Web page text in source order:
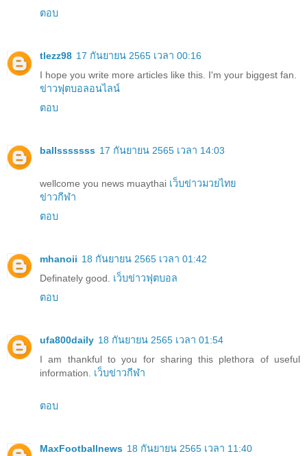
ตอบ
tlezz98 17 กันยายน 2565 เวลา 00:16
I hope you write more articles like this. I'm your biggest fan.
ข่าวฟุตบอลอนไลน์
ตอบ
ballsssssss 17 กันยายน 2565 เวลา 14:03
wellcome you news muaythai เว็บข่าวมวยไทย
ข่าวกีฬา
ตอบ
mhanoii 18 กันยายน 2565 เวลา 01:42
Definately good. เว็บข่าวฟุตบอล
ตอบ
ufa800daily 18 กันยายน 2565 เวลา 01:54
I am thankful to you for sharing this plethora of useful
information. เว็บข่าวกีฬา
ตอบ
MaxFootballnews 18 กันยายน 2565 เวลา 11:40